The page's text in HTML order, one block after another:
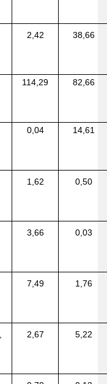
2,42 38,66
114,29 82,66
0,04 14,61
1,62 0,50
3,66 0,03
7,49 1,76
2,67 5,22